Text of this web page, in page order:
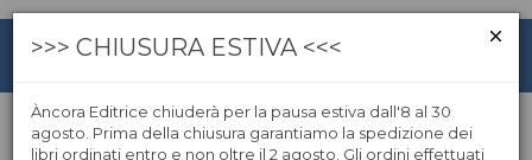
>>> CHIUSURA ESTIVA <<<
Àncora Editrice chiuderà per la pausa estiva dall'8 al 30
agosto. Prima della chiusura garantiamo la spedizione dei
libri ordinati entro e non oltre il 2 agosto. Gli ordini effettuati